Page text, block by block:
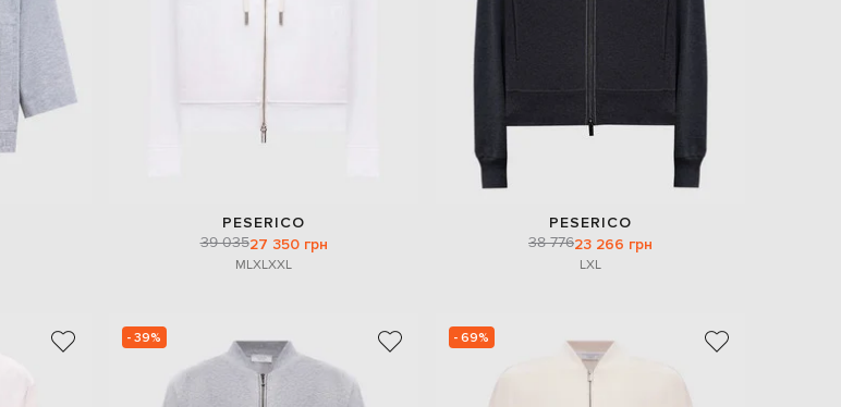
Slovenia
Sweden
PESERICO
39 03527 350 грн
MLXLXXL
PESERICO
38 77623 266 грн
LXL
- 39% - 69%